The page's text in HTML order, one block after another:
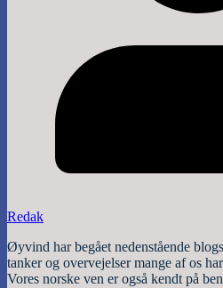
Redak
Øyvind har begået nedenstående
tanker og overvejelser mange af os
Vores norske ven er også kendt på